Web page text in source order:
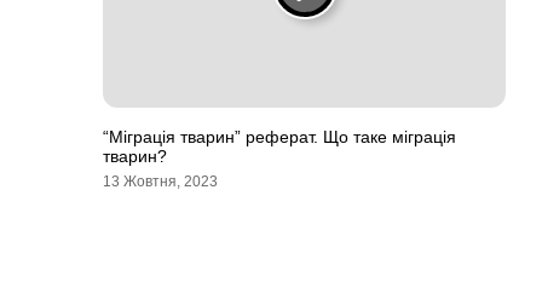
“Міграція тварин” реферат. Що таке міграція
тварин?
13 Жовтня, 2023